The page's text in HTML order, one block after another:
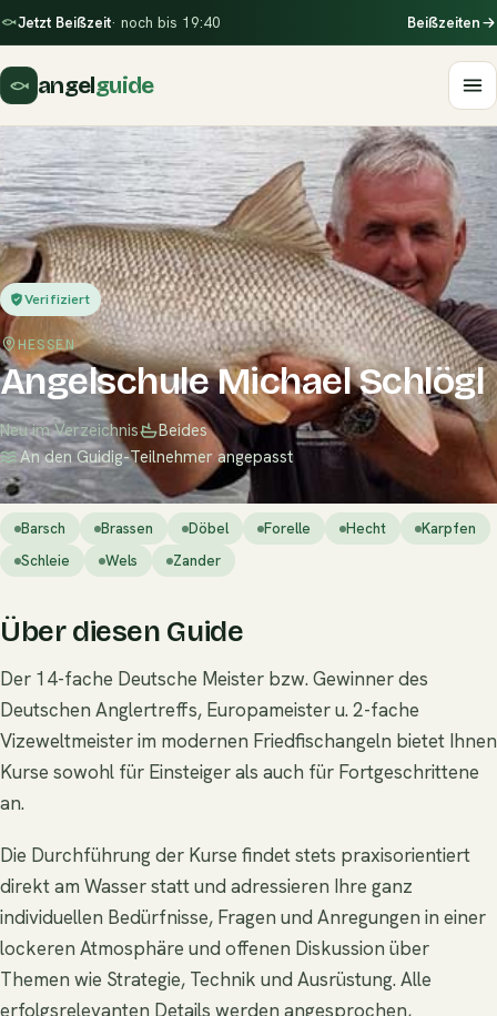
Jetzt Beißzeit· noch bis 19:40 Beißzeiten
angelguide
Verifiziert
HESSEN
Angelschule Michael Schlögl
Neu im Verzeichnis
Beides
An den Guidig-Teilnehmer angepasst
Barsch Brassen Döbel Forelle Hecht
Karpfen
Schleie
Wels Zander
Über diesen Guide
Der 14-fache Deutsche Meister bzw. Gewinner des
Deutschen Anglertreffs, Europameister u. 2-fache
Vizeweltmeister im modernen Friedfischangeln bietet Ihnen
Kurse sowohl für Einsteiger als auch für Fortgeschrittene
an.
Die Durchführung der Kurse findet stets praxisorientiert
direkt am Wasser statt und adressieren Ihre ganz
individuellen Bedürfnisse, Fragen und Anregungen in einer
lockeren Atmosphäre und offenen Diskussion über
Themen wie Strategie, Technik und Ausrüstung. Alle
erfolgsrelevanten Details werden angesprochen,